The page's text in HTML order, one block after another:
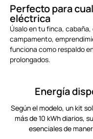
Perfecto para
eléctrica
Úsalo en tu finca,
campamento,
funciona como respaldo
prolongados.
Energía
Según el modelo, un kit
más de 10 kWh diarios,
esenciales de